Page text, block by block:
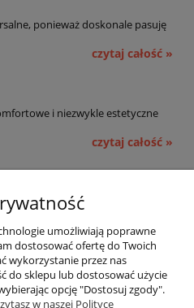
ponieważ doskonale pasuję
czytaj całość »
i niezwykle estetyczne
czytaj całość »
i dostawa
umożliwiają poprawne
dostosować ofertę do Twoich
wykorzystanie przez nas
do sklepu lub dostosować użycie
opcję "Dostosuj zgody".
w naszej Polityce